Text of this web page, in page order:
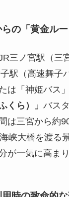
の「黄金ルー
三ノ宮駅（三
駅（高速舞子
は「神姫バス
くら）」 バス
は三宮から約
峡大橋を渡る
が一気に高まり